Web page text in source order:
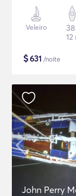
Veleiro
12
$631 /noite
John Perry